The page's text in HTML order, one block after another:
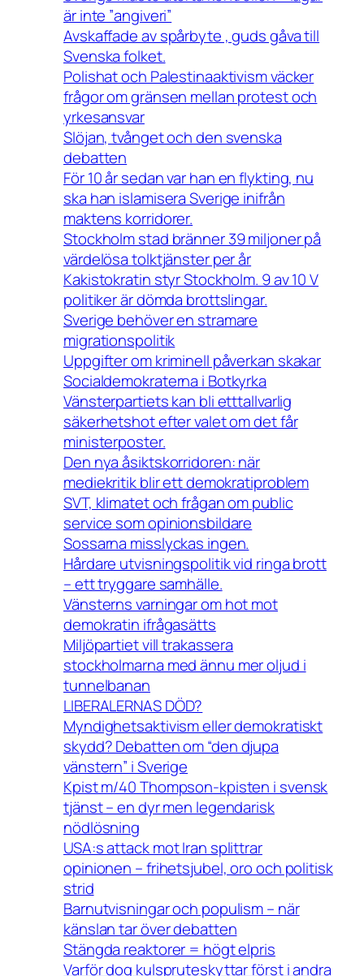
är inte ”angiveri”
Avskaffade av spårbyte , guds gåva till
Svenska folket.
Polishat och Palestinaaktivism väcker
frågor om gränsen mellan protest och
yrkesansvar
Slöjan, tvånget och den svenska
debatten
För 10 år sedan var han en flykting, nu
ska han islamisera Sverige inifrån
maktens korridorer.
Stockholm stad bränner 39 miljoner på
värdelösa tolktjänster per år
Kakistokratin styr Stockholm. 9 av 10 V
politiker är dömda brottslingar.
Sverige behöver en stramare
migrationspolitik
Uppgifter om kriminell påverkan skakar
Socialdemokraterna i Botkyrka
Vänsterpartiets kan bli etttallvarlig
säkerhetshot efter valet om det får
ministerposter.
Den nya åsiktskorridoren: när
mediekritik blir ett demokratiproblem
SVT, klimatet och frågan om public
service som opinionsbildare
Sossarna misslyckas ingen.
Hårdare utvisningspolitik vid ringa brott
– ett tryggare samhälle.
Vänsterns varningar om hot mot
demokratin ifrågasätts
Miljöpartiet vill trakassera
stockholmarna med ännu mer oljud i
tunnelbanan
LIBERALERNAS DÖD?
Myndighetsaktivism eller demokratiskt
skydd? Debatten om “den djupa
vänstern” i Sverige
Kpist m/40 Thompson-kpisten i svensk
tjänst – en dyr men legendarisk
nödlösning
USA:s attack mot Iran splittrar
opinionen – frihetsjubel, oro och politisk
strid
Barnutvisningar och populism – när
känslan tar över debatten
Stängda reaktorer = högt elpris
Varför dog kulspruteskyttar först i andra